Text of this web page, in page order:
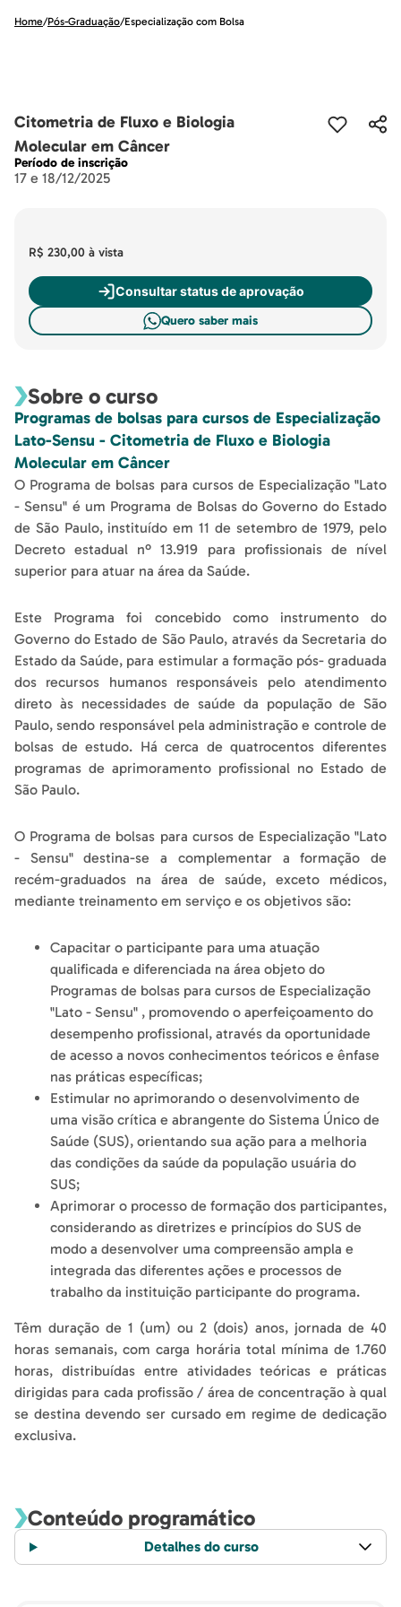
Home/Pós-Graduação/Especialização com Bolsa
Citometria de Fluxo e Biologia
Molecular em Câncer
Período de inscrição
17 e 18/12/2025
R$ 230,00 à vista
Consultar status de aprovação
Quero saber mais
Sobre o curso
Programas de bolsas para cursos de Especialização
Lato-Sensu - Citometria de Fluxo e Biologia
Molecular em Câncer
O Programa de bolsas para cursos de Especialização "Lato
- Sensu" é um Programa de Bolsas do Governo do Estado
de São Paulo, instituído em 11 de setembro de 1979, pelo
Decreto estadual nº 13.919 para profissionais de nível
superior para atuar na área da Saúde.
Este Programa foi concebido como instrumento do
Governo do Estado de São Paulo, através da Secretaria do
Estado da Saúde, para estimular a formação pós- graduada
dos recursos humanos responsáveis pelo atendimento
direto às necessidades de saúde da população de São
Paulo, sendo responsável pela administração e controle de
bolsas de estudo. Há cerca de quatrocentos diferentes
programas de aprimoramento profissional no Estado de
São Paulo.
O Programa de bolsas para cursos de Especialização "Lato
- Sensu" destina-se a complementar a formação de
recém-graduados na área de saúde, exceto médicos,
mediante treinamento em serviço e os objetivos são:
Capacitar o participante para uma atuação
qualificada e diferenciada na área objeto do
Programas de bolsas para cursos de Especialização
"Lato - Sensu" , promovendo o aperfeiçoamento do
desempenho profissional, através da oportunidade
de acesso a novos conhecimentos teóricos e ênfase
nas práticas específicas;
Estimular no aprimorando o desenvolvimento de
uma visão crítica e abrangente do Sistema Único de
Saúde (SUS), orientando sua ação para a melhoria
das condições da saúde da população usuária do
SUS;
Aprimorar o processo de formação dos participantes,
considerando as diretrizes e princípios do SUS de
modo a desenvolver uma compreensão ampla e
integrada das diferentes ações e processos de
trabalho da instituição participante do programa.
Têm duração de 1 (um) ou 2 (dois) anos, jornada de 40
horas semanais, com carga horária total mínima de 1.760
horas, distribuídas entre atividades teóricas e práticas
dirigidas para cada profissão / área de concentração à qual
se destina devendo ser cursado em regime de dedicação
exclusiva.
Conteúdo programático
Detalhes do curso